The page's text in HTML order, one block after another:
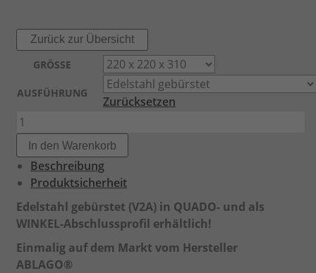
Zurück zur Übersicht
GRÖSSE
AUSFÜHRUNG
Zurücksetzen
Typ
Q
220
Menge
In den Warenkorb
Beschreibung
Produktsicherheit
Edelstahl gebürstet (V2A) in QUADO- und als
WINKEL-Abschlussprofil erhältlich!
Einmalig auf dem Markt vom Hersteller
ABLAGO®